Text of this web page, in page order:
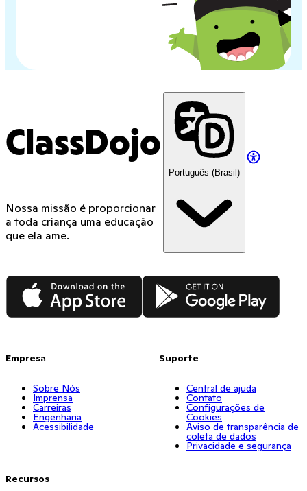
ClassDojo
Nossa missão é proporcionar
a toda criança uma educação
que ela ame.
Português (Brasil)
App Store Google Play
Empresa
Sobre Nós
Imprensa
Carreiras
Engenharia
Acessibilidade
Recursos
Suporte
Central de ajuda
Contato
Configurações de
Cookies
Aviso de transparência de
coleta de dados
Privacidade e segurança